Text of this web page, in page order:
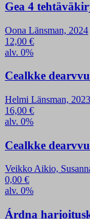
Gea 4
Oona Länsman, 2024
12,00 €
alv. 0%
Cealkke
Helmi Länsman, 2023
16,00 €
alv. 0%
Cealkke
Veikko Aikio,
0,00 €
alv. 0%
Árdna